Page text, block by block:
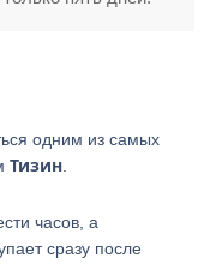
одним из самых
Тизин
часов, а
сразу после